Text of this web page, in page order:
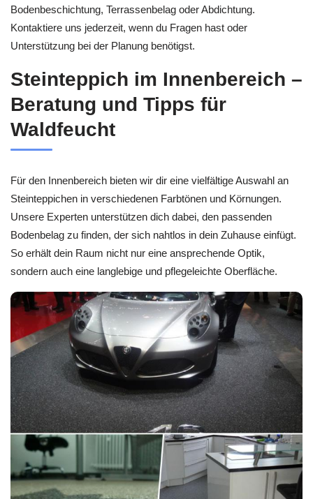
Bodenbeschichtung, Terrassenbelag oder Abdichtung.
Kontaktiere uns jederzeit, wenn du Fragen hast oder
Unterstützung bei der Planung benötigst.
Steinteppich im Innenbereich –
Beratung und Tipps für
Waldfeucht
Für den Innenbereich bieten wir dir eine vielfältige Auswahl an
Steinteppichen in verschiedenen Farbtönen und Körnungen.
Unsere Experten unterstützen dich dabei, den passenden
Bodenbelag zu finden, der sich nahtlos in dein Zuhause einfügt.
So erhält dein Raum nicht nur eine ansprechende Optik,
sondern auch eine langlebige und pflegeleichte Oberfläche.